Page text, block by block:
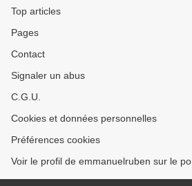
Top articles
Pages
Contact
Signaler un abus
C.G.U.
Cookies et données personnelles
Préférences cookies
Voir le profil de emmanuelruben sur le